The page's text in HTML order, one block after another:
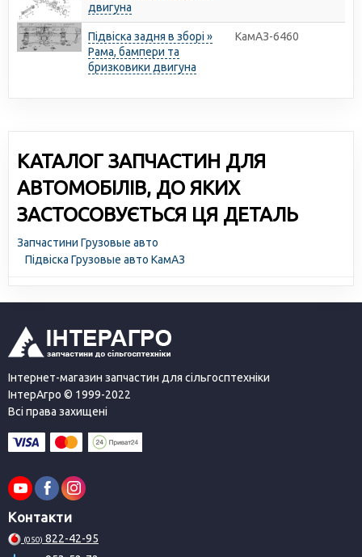
двигуна
Підвіска задня в зборі »
Рама, бампери та
бризковики двигуна
КамАЗ-6460
КАТАЛОГ ЗАПЧАСТИН ДЛЯ
АВТОМОБІЛІВ, ДО ЯКИХ
ЗАСТОСОВУЄТЬСЯ ЦЯ ДЕТАЛЬ
Запчастини Грузовые авто
Підвіска Грузовые авто КамАЗ
Інтернет-магазин запчастин для сільгосптехніки
ІнтерАгро © 1999-2022
Всі права захищені
Контакти
(050) 822-42-95